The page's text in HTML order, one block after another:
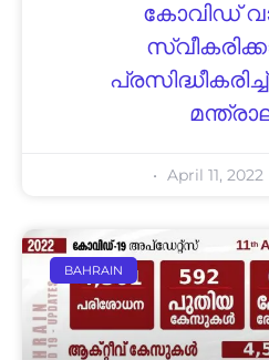
കോവിഡ്
April 11, 2022
BAHRAIN